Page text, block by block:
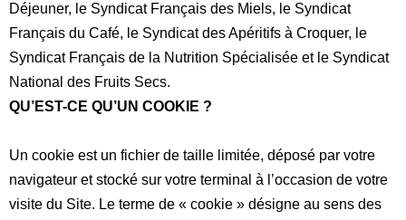
Déjeuner, le Syndicat Français des Miels, le Syndicat
Français du Café, le Syndicat des Apéritifs à Croquer, le
Syndicat Français de la Nutrition Spécialisée et le Syndicat
National des Fruits Secs.
QU’EST-CE QU’UN COOKIE ?
Un cookie est un fichier de taille limitée, déposé par votre
navigateur et stocké sur votre terminal à l’occasion de votre
visite du Site. Le terme de « cookie » désigne au sens des